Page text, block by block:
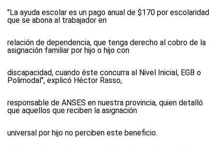
"La ayuda escolar es un pago anual de $170 por escolaridad
que se abona al trabajador en
relación de dependencia, que tenga derecho al cobro de la
asignación familiar por hijo o hijo con
discapacidad, cuando éste concurra al Nivel Inicial, EGB o
Polimodal", explicó Héctor Rasso,
responsable de ANSES en nuestra provincia, quien detalló
que aquellos que reciben la asignación
universal por hijo no perciben este beneficio.